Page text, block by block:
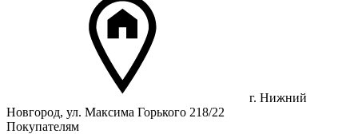
г. Нижний
Новгород, ул. Максима Горького 218/22
Покупателям